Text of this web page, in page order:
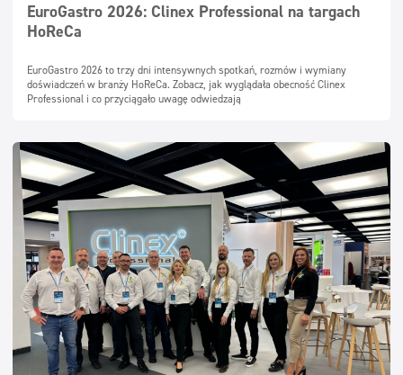
EuroGastro 2026: Clinex Professional na targach
HoReCa
EuroGastro 2026 to trzy dni intensywnych spotkań, rozmów i wymiany
doświadczeń w branży HoReCa. Zobacz, jak wyglądała obecność Clinex
Professional i co przyciągało uwagę odwiedzają